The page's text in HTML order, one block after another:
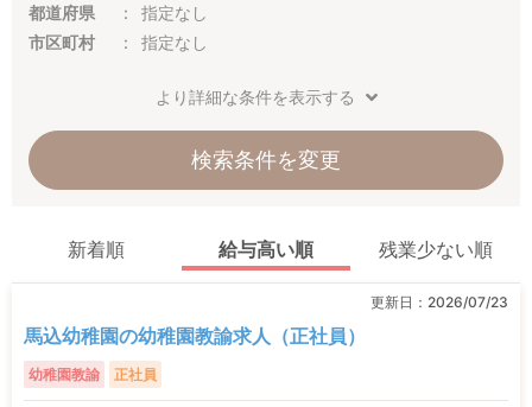
都道府県
指定なし
市区町村
指定なし
より詳細な条件を表示する
検索条件を変更
新着順 給与高い順 残業少ない順
更新日： 2026/07/23
馬込幼稚園の幼稚園教諭求人（正社員）
幼稚園教諭 正社員